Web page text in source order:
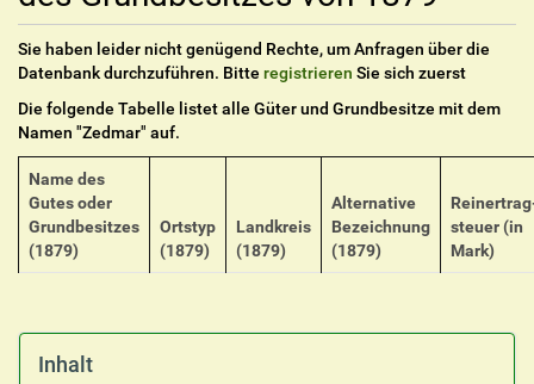
Sie haben leider nicht genügend Rechte, um Anfragen über die
Datenbank durchzuführen. Bitte registrieren Sie sich zuerst
Die folgende Tabelle listet alle Güter und Grundbesitze mit dem
Namen "Zedmar" auf.
Name des
Gutes oder
Grundbesitzes
(1879)
Ortstyp
(1879)
Landkreis
(1879)
Alternative
Bezeichnung
(1879)
steuer (in
Mark)
Inhalt